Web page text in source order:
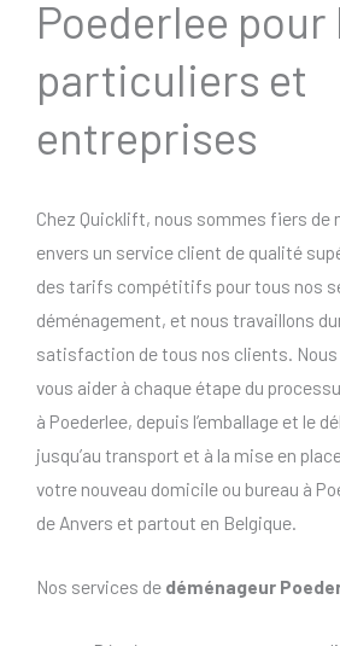
Poederlee pour
particuliers et
entreprises
Chez Quicklift, nous sommes fiers de
envers un service client de qualité
des tarifs compétitifs pour tous nos
déménagement, et nous travaillons
satisfaction de tous nos clients.
vous aider à chaque étape du
à Poederlee, depuis l’emballage et le
jusqu’au transport et à la mise en
votre nouveau domicile ou bureau à
de Anvers et partout en Belgique.
Nos services de déménageur